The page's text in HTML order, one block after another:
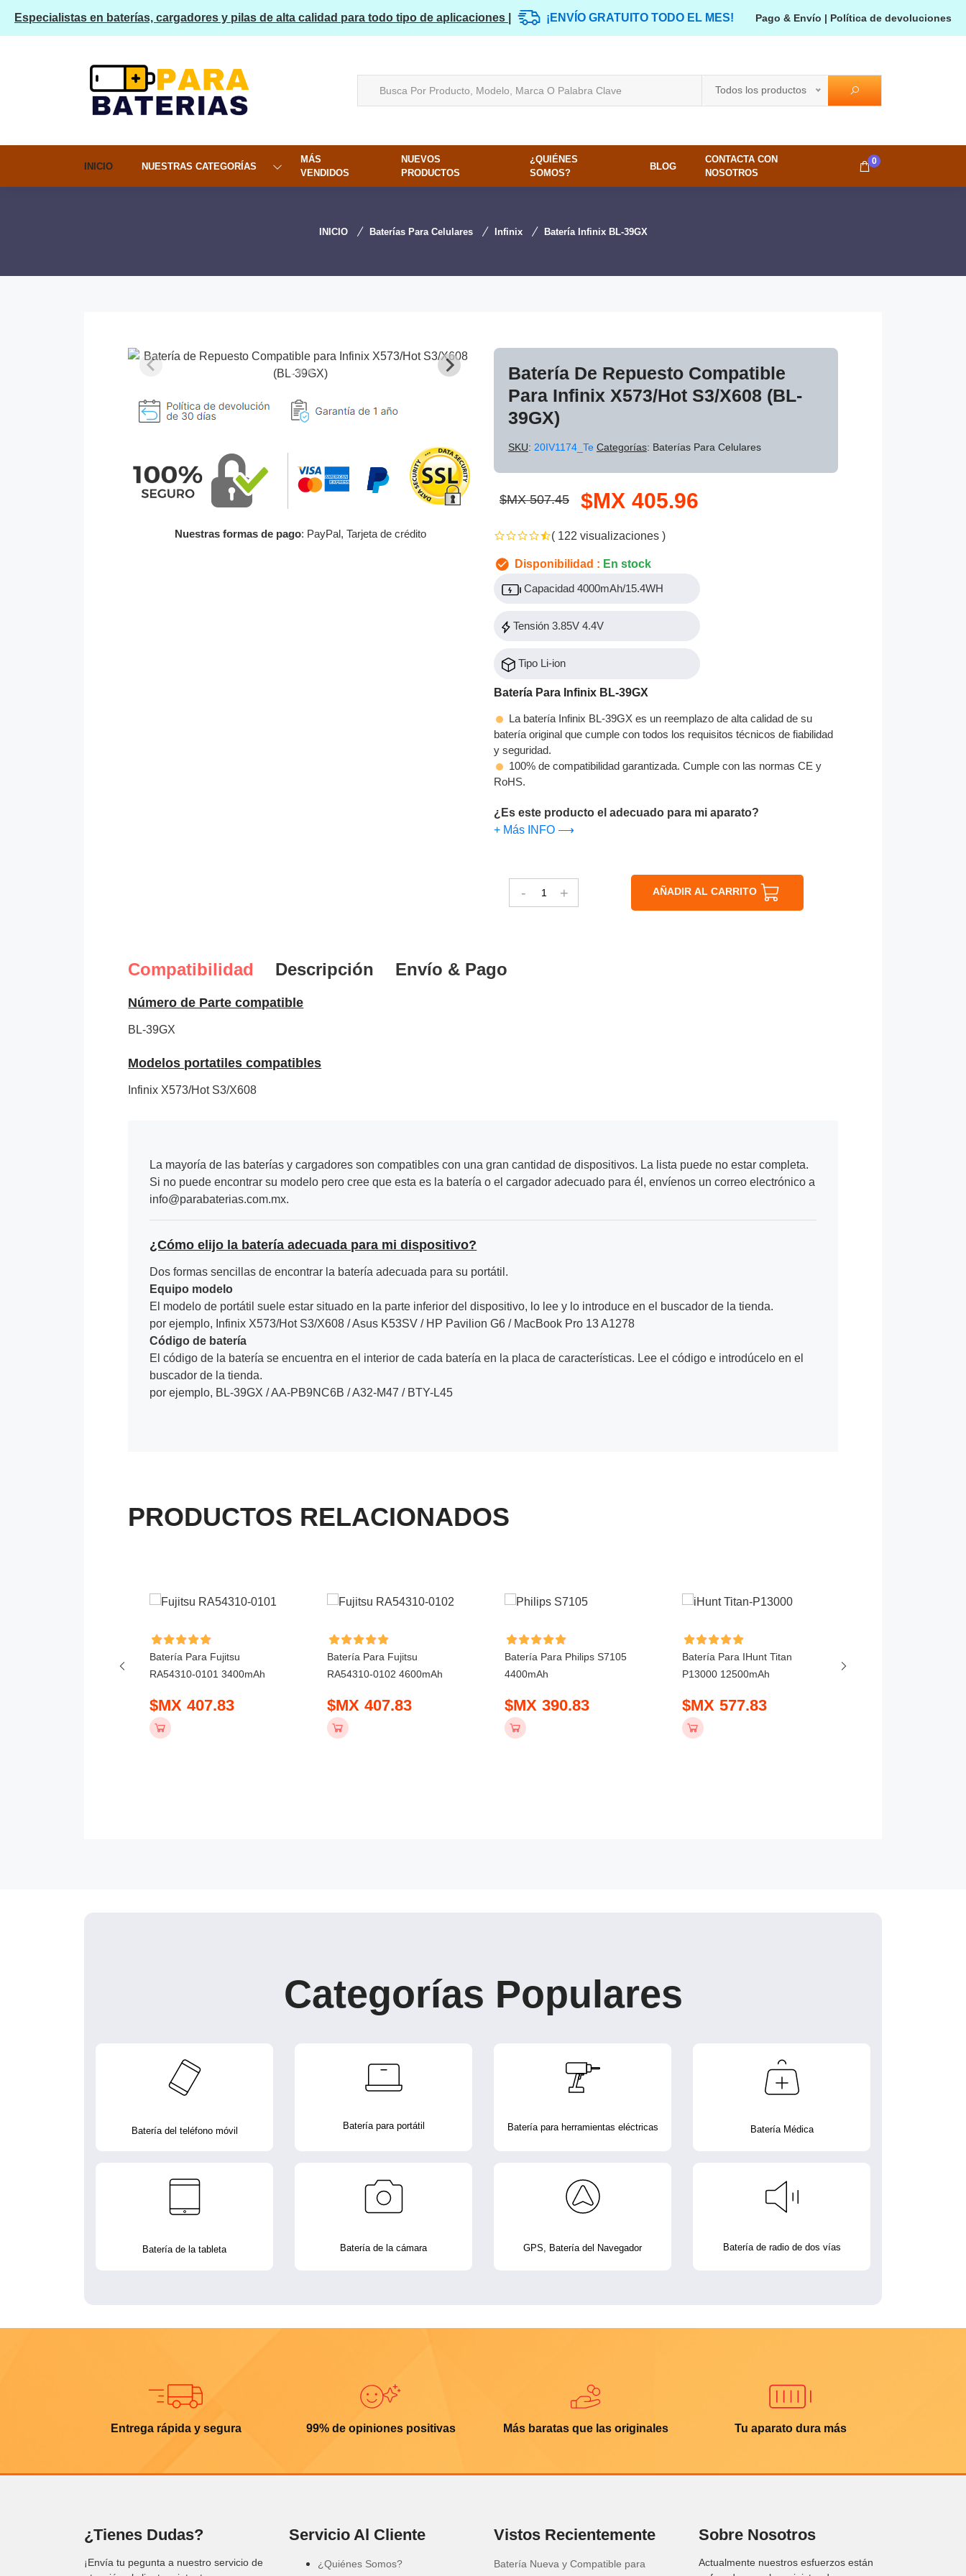
Especialistas en baterías, cargadores y pilas de alta calidad para todo tipo de aplicaciones | ¡ENVÍO GRATUITO TODO EL MES! Pago & Envío | Política de devoluciones
Todos los productos
INICIO NUESTRAS CATEGORÍAS
MÁS
VENDIDOS
NUEVOS
PRODUCTOS
¿QUIÉNES
SOMOS?
BLOG
CONTACTA CON
NOSOTROS
0
INICIO Baterías Para Celulares Infinix Batería Infinix BL-39GX
Nuestras formas de pago: PayPal, Tarjeta de crédito
Batería De Repuesto Compatible
Para Infinix X573/Hot S3/X608 (BL-
39GX)
SKU: 20IV1174_Te Categorías: Baterías Para Celulares
$MX 507.45 $MX 405.96
( 122 visualizaciones )
Disponibilidad : En stock
Capacidad 4000mAh/15.4WH
Tensión 3.85V 4.4V
Tipo Li-ion
Batería Para Infinix BL-39GX
La batería Infinix BL-39GX es un reemplazo de alta calidad de su
batería original que cumple con todos los requisitos técnicos de fiabilidad
y seguridad.
100% de compatibilidad garantizada. Cumple con las normas CE y
RoHS.
¿Es este producto el adecuado para mi aparato?
+ Más INFO ⟶
- + AÑADIR AL CARRITO
Compatibilidad Descripción Envío & Pago
Número de Parte compatible
BL-39GX
Modelos portatiles compatibles
Infinix X573/Hot S3/X608
La mayoría de las baterías y cargadores son compatibles con una gran cantidad de dispositivos. La lista puede no estar completa.
Si no puede encontrar su modelo pero cree que esta es la batería o el cargador adecuado para él, envíenos un correo electrónico a
info@parabaterias.com.mx.
¿Cómo elijo la batería adecuada para mi dispositivo?
Dos formas sencillas de encontrar la batería adecuada para su portátil.
Equipo modelo
El modelo de portátil suele estar situado en la parte inferior del dispositivo, lo lee y lo introduce en el buscador de la tienda.
por ejemplo, Infinix X573/Hot S3/X608 / Asus K53SV / HP Pavilion G6 / MacBook Pro 13 A1278
Código de batería
El código de la batería se encuentra en el interior de cada batería en la placa de características. Lee el código e introdúcelo en el
buscador de la tienda.
por ejemplo, BL-39GX / AA-PB9NC6B / A32-M47 / BTY-L45
PRODUCTOS RELACIONADOS
Batería Para Fujitsu
RA54310-0101 3400mAh
$MX 407.83
Batería Para Fujitsu
RA54310-0102 4600mAh
$MX 407.83
Batería Para Philips S7105
4400mAh
$MX 390.83
Batería Para IHunt Titan
P13000 12500mAh
$MX 577.83
Categorías Populares
Batería del teléfono móvil Batería para portátil Batería para herramientas eléctricas Batería Médica
Batería de la tableta Batería de la cámara GPS, Batería del Navegador Batería de radio de dos vías
Entrega rápida y segura 99% de opiniones positivas Más baratas que las originales Tu aparato dura más
¿Tienes Dudas?
¡Envía tu pegunta a nuestro servicio de
Servicio Al Cliente
¿Quiénes Somos?
Vistos Recientemente
Batería Nueva y Compatible para
Sobre Nosotros
Actualmente nuestros esfuerzos están